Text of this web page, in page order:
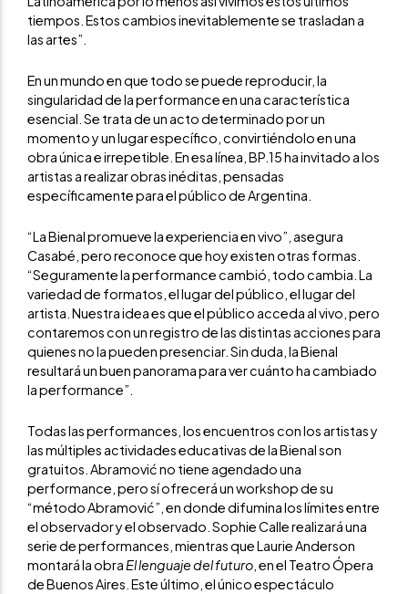
tiempos. Estos cambios inevitablemente se trasladan a
las artes”.
En un mundo en que todo se puede reproducir, la
singularidad de la performance en una característica
esencial. Se trata de un acto determinado por un
momento y un lugar específico, convirtiéndolo en una
obra única e irrepetible. En esa línea, BP.15 ha invitado a los
artistas a realizar obras inéditas, pensadas
específicamente para el público de Argentina.
“La Bienal promueve la experiencia en vivo”, asegura
Casabé, pero reconoce que hoy existen otras formas.
“Seguramente la performance cambió, todo cambia. La
variedad de formatos, el lugar del público, el lugar del
artista. Nuestra idea es que el público acceda al vivo, pero
contaremos con un registro de las distintas acciones para
quienes no la pueden presenciar. Sin duda, la Bienal
resultará un buen panorama para ver cuánto ha cambiado
la performance”.
Todas las performances, los encuentros con los artistas y
las múltiples actividades educativas de la Bienal son
gratuitos. Abramović no tiene agendado una
performance, pero sí ofrecerá un workshop de su
“método Abramović”, en donde difumina los límites entre
el observador y el observado. Sophie Calle realizará una
serie de performances, mientras que Laurie Anderson
montará la obra El lenguaje del futuro , en el Teatro Ópera
de Buenos Aires. Este último, el único espectáculo